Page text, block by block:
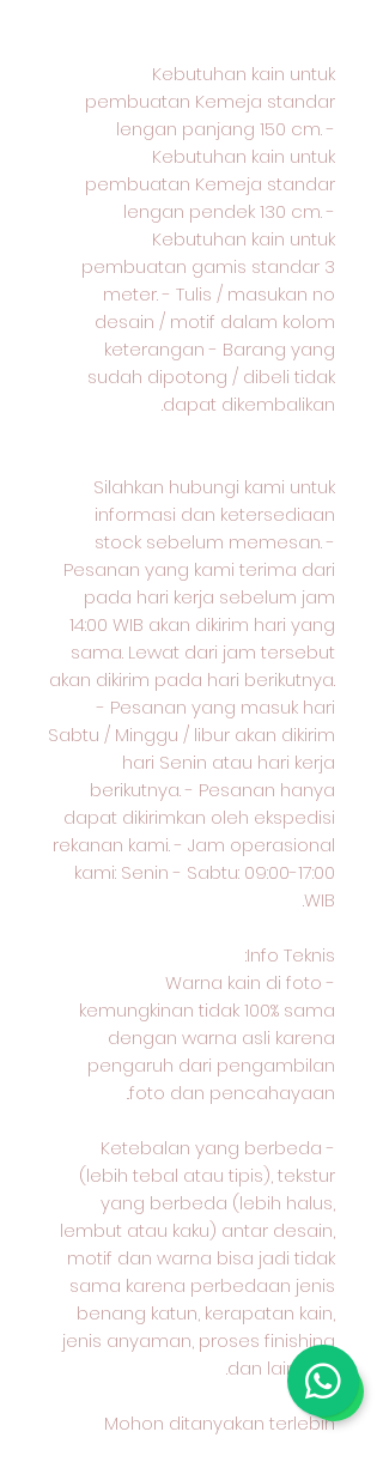
Kebutuhan kain untuk
pembuatan Kemeja standar
lengan panjang 150 cm. -
Kebutuhan kain untuk
pembuatan Kemeja standar
lengan pendek 130 cm. -
Kebutuhan kain untuk
pembuatan gamis standar 3
meter. - Tulis / masukan no
desain / motif dalam kolom
keterangan - Barang yang
sudah dipotong / dibeli tidak
dapat dikembalikan.
Silahkan hubungi kami untuk
informasi dan ketersediaan
stock sebelum memesan. -
Pesanan yang kami terima dari
pada hari kerja sebelum jam
14:00 WIB akan dikirim hari yang
sama. Lewat dari jam tersebut
akan dikirim pada hari berikutnya.
- Pesanan yang masuk hari
Sabtu / Minggu / libur akan dikirim
hari Senin atau hari kerja
berikutnya. - Pesanan hanya
dapat dikirimkan oleh ekspedisi
rekanan kami. - Jam operasional
kami: Senin - Sabtu: 09:00-17:00
WIB.
Info Teknis:
- Warna kain di foto
kemungkinan tidak 100% sama
dengan warna asli karena
pengaruh dari pengambilan
foto dan pencahayaan..
- Ketebalan yang berbeda
(lebih tebal atau tipis), tekstur
yang berbeda (lebih halus,
lembut atau kaku) antar desain,
motif dan warna bisa jadi tidak
sama karena perbedaan jenis
benang katun, kerapatan kain,
jenis anyaman, proses finishing
dan lain-lain.
Mohon ditanyakan terlebih